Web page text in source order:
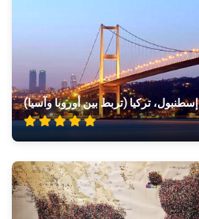
إسطنبول، تركيا (تربط بين أوروبا وآسيا)